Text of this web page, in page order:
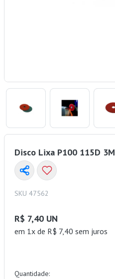
Disco Lixa P100 115D 3M
SKU 47562
R$ 7,40 UN
em 1x de R$ 7,40 sem juros
Quantidade: